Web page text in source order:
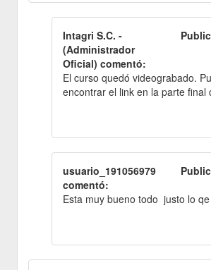
Intagri S.C. -
(Administrador
Oficial) comentó:
El curso quedó videograbado.
encontrar el link en la parte final
usuario_191056979
comentó:
Esta muy bueno todo justo lo